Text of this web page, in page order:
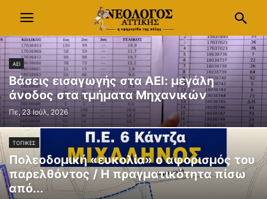
ΑΕΙ
Βάσεις εισαγωγής στα ΑΕΙ: μεγάλη
άνοδος στα τμήματα Μηχανικών
Πε, 23 Ιούλ, 2026
ΤΟΠΙΚΕΣ
Πολεοδομική «ευκολία» ο αφορισμός του
παρελθόντος / Η πραγματικότητα πίσω
από...